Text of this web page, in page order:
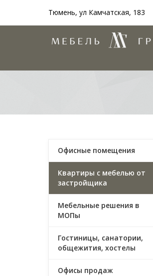
Тюмень, ул Камчатская, 183
Офисные помещения
Квартиры с мебелью от
застройщика
Мебельные решения в
МОПы
Гостиницы, санатории,
общежития, хостелы
Офисы продаж